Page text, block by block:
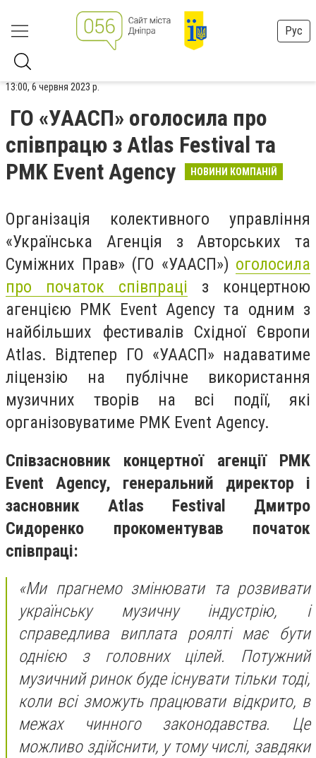
Рус
13:00, 6 червня 2023 р.
ГО «УААСП» оголосила про
співпрацю з Atlas Festival та
PMK Event Agency
НОВИНИ КОМПАНІЙ
Організація колективного управління
«Українська Агенція з Авторських та
Суміжних Прав» (ГО «УААСП») оголосила
про початок співпраці з концертною
агенцією PMK Event Agency та одним з
найбільших фестивалів Східної Європи
Atlas. Відтепер ГО «УААСП» надаватиме
ліцензію на публічне використання
музичних творів на всі події, які
організовуватиме PMK Event Agency.
Співзасновник концертної агенції PMK
Event Agency, генеральний директор і
засновник Atlas Festival Дмитро
Сидоренко прокоментував початок
співпраці:
«Ми прагнемо змінювати та розвивати
українську музичну індустрію, і
справедлива виплата роялті має бути
однією з головних цілей. Потужний
музичний ринок буде існувати тільки тоді,
коли всі зможуть працювати відкрито, в
межах чинного законодавства. Це
можливо здійснити, у тому числі, завдяки